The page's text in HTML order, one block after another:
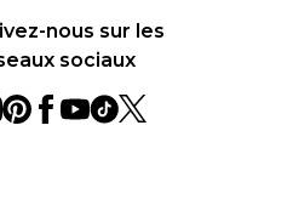
nous sur les
sociaux